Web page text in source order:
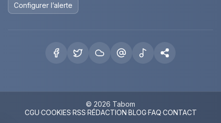
Configurer l’alerte
© 2026 Tabom
CGU·COOKIES·RSS·RÉDACTION·BLOG·FAQ·CONTACT